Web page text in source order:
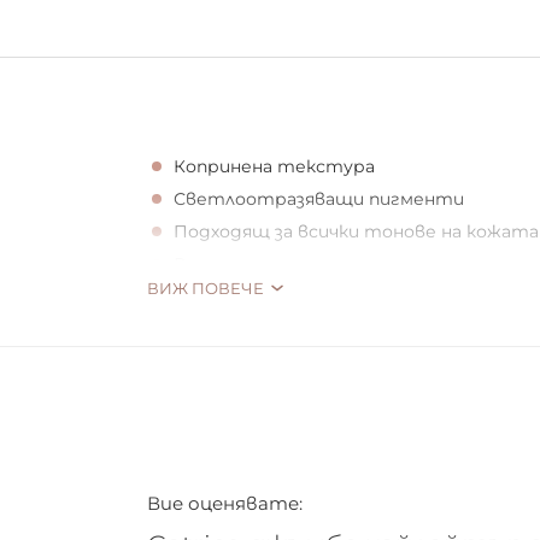
Копринена текстура
Светлоотразяващи пигменти
Подходящ за всички тонове на кожата
ВИЖ ПОВЕЧЕ
Вие оценявате: